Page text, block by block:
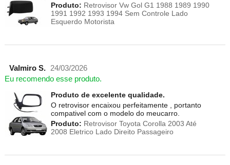
Produto: Retrovisor Vw Gol G1 1988 1989 1990
1991 1992 1993 1994 Sem Controle Lado
Esquerdo Motorista
Valmiro S.
24/03/2026
Eu recomendo esse produto.
Produto de excelente qualidade.
O retrovisor encaixou perfeitamente , portanto
compativel com o modelo do meucarro.
Produto: Retrovisor Toyota Corolla 2003 Até
2008 Eletrico Lado Direito Passageiro